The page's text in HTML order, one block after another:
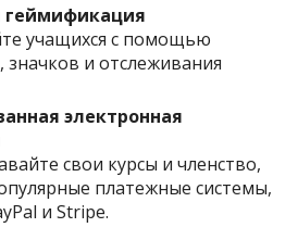
геймификация
учащихся с помощью
значков и отслеживания
электронная
свои курсы и членство,
платежные системы,
и Stripe.